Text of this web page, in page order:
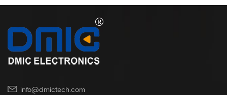
info@dmictech.com